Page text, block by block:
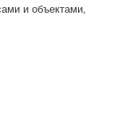
и объектами,